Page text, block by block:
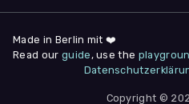
deine Zustimmung jederzeit
am Seitenende widerrufen.
Nur
Made in Berlin mit ❤️
Read our guide , use the
Copyright ©